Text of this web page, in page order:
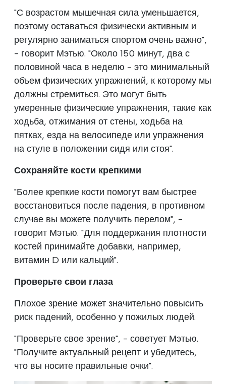
"С возрастом мышечная сила уменьшается,
поэтому оставаться физически активным и
регулярно заниматься спортом очень важно",
- говорит Мэтью. "Около 150 минут, два с
половиной часа в неделю - это минимальный
объем физических упражнений, к которому мы
должны стремиться. Это могут быть
умеренные физические упражнения, такие как
ходьба, отжимания от стены, ходьба на
пятках, езда на велосипеде или упражнения
на стуле в положении сидя или стоя".
Сохраняйте кости крепкими
"Более крепкие кости помогут вам быстрее
восстановиться после падения, в противном
случае вы можете получить перелом", -
говорит Мэтью. "Для поддержания плотности
костей принимайте добавки, например,
витамин D или кальций".
Проверьте свои глаза
Плохое зрение может значительно повысить
риск падений, особенно у пожилых людей.
"Проверьте свое зрение", - советует Мэтью.
"Получите актуальный рецепт и убедитесь,
что вы носите правильные очки".